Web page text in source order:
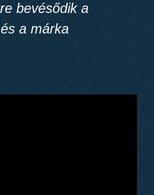
bevésődik a
a márka